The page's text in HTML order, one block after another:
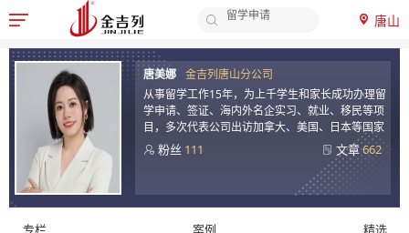
顾
金
院校排名
签证办理
申请时间
申请材料
留学费用
 唐山
唐美娜
金吉列唐山分公司
从事留学工作15年，为上千学生和家长成功办理留
学申请、签证、海内外名企实习、就业、移民等项
目，多次代表公司出访加拿大、美国、日本等国家
粉丝 111 文章662
专栏 案例 精选